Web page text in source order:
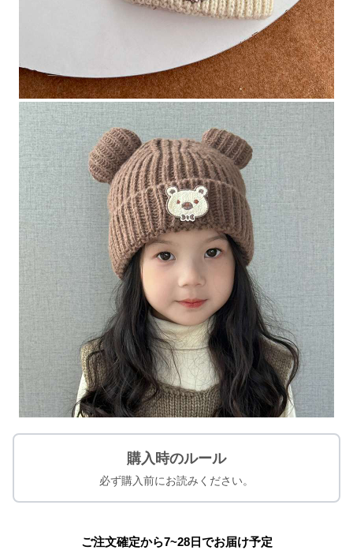
購入時のルール
必ず購入前にお読みください。
ご注文確定から7~28日でお届け予定